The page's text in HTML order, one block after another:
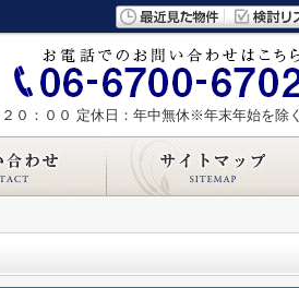
０：００ 定休日：年中無休※年末年始を除く